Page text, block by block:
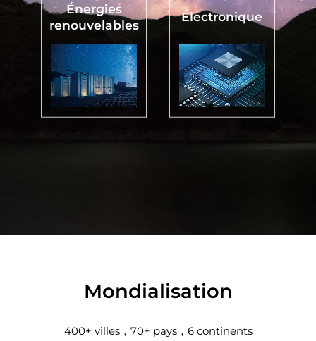
Énergies
renouvelables
Électronique
Mondialisation
400+ villes， 70+ pays， 6continents